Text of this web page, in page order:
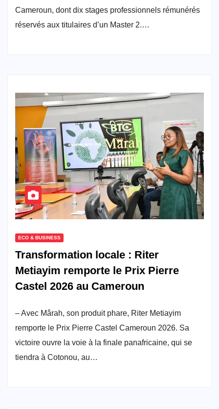
Cameroun, dont dix stages professionnels rémunérés
réservés aux titulaires d’un Master 2.…
ECO & BUSINESS
Transformation locale : Riter
Metiayim remporte le Prix Pierre
Castel 2026 au Cameroun
– Avec Mârah, son produit phare, Riter Metiayim
remporte le Prix Pierre Castel Cameroun 2026. Sa
victoire ouvre la voie à la finale panafricaine, qui se
tiendra à Cotonou, au…